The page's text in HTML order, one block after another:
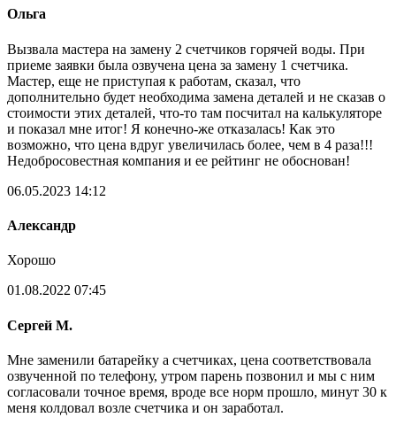
Ольга
Вызвала мастера на замену 2 счетчиков горячей воды. При
приеме заявки была озвучена цена за замену 1 счетчика.
Мастер, еще не приступая к работам, сказал, что
дополнительно будет необходима замена деталей и не сказав о
стоимости этих деталей, что-то там посчитал на калькуляторе
и показал мне итог! Я конечно-же отказалась! Как это
возможно, что цена вдруг увеличилась более, чем в 4 раза!!!
Недобросовестная компания и ее рейтинг не обоснован!
06.05.2023 14:12
Александр
Хорошо
01.08.2022 07:45
Сергей М.
Мне заменили батарейку а счетчиках, цена соответствовала
озвученной по телефону, утром парень позвонил и мы с ним
согласовали точное время, вроде все норм прошло, минут 30 к
меня колдовал возле счетчика и он заработал.